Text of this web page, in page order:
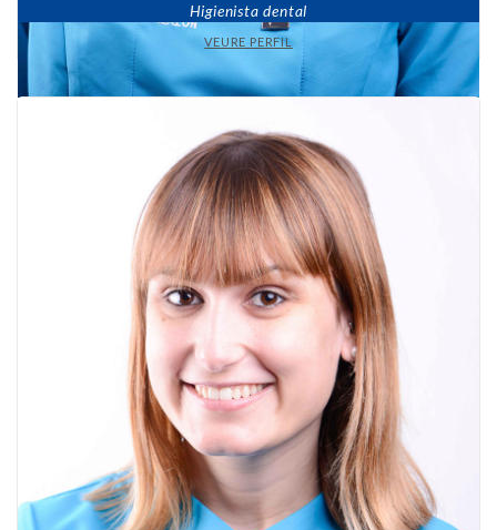
Higienista dental
VEURE PERFIL